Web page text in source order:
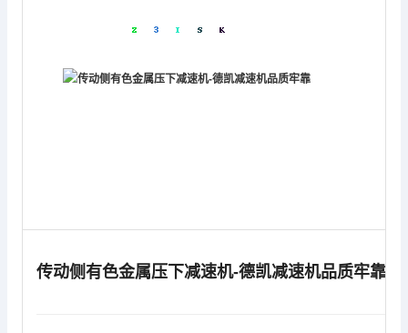
传动侧有色金属压下减速机-德凯减速机品质牢靠